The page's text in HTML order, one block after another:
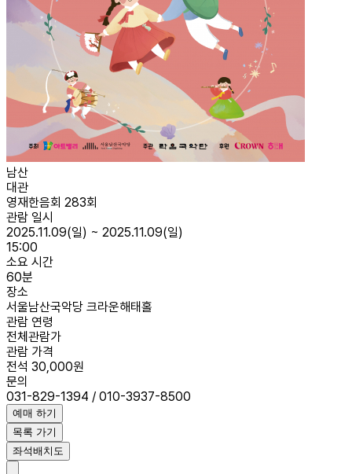
남산
대관
영재한음회 283회
관람 일시
2025.11.09(일) ~ 2025.11.09(일)
15:00
소요 시간
60분
장소
서울남산국악당 크라운해태홀
관람 연령
전체관람가
관람 가격
전석 30,000원
문의
031-829-1394 / 010-3937-8500
예매 하기
목록 가기
좌석배치도